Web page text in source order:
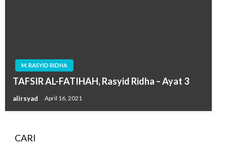
M. RASYID RIDHA
TAFSIR AL-FATIHAH, Rasyid Ridha – Ayat 3
alirsyad April 16, 2021
CARI